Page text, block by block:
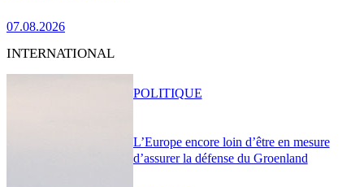
07.08.2026
INTERNATIONAL
L’Europe encore loin d’être en mesure
d’assurer la défense du Groenland
POLITIQUE